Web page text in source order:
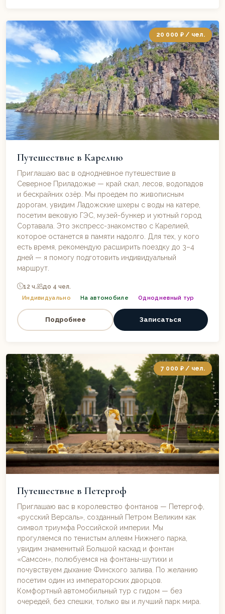
20 000 ₽ / чел.
Путешествие в Карелию
Приглашаю вас в однодневное путешествие в
Северное Приладожье — край скал, лесов, водопадов
и бескрайних озёр. Мы проедем по живописным
дорогам, увидим Ладожские шхеры с воды на катере,
посетим вековую ГЭС, музей-бункер и уютный город
Сортавала. Это экспресс-знакомство с Карелией,
которое останется в памяти надолго. Для тех, у кого
есть время, рекомендую расширить поездку до 3–4
дней — я помогу подготовить индивидуальный
маршрут.
12 ч. до 4 чел.
Индивидуально На автомобиле Однодневный тур
Подробнее Записаться
7 000 ₽ / чел.
Путешествие в Петергоф
Приглашаю вас в королевство фонтанов — Петергоф,
«русский Версаль», созданный Петром Великим как
символ триумфа Российской империи. Мы
прогуляемся по тенистым аллеям Нижнего парка,
увидим знаменитый Большой каскад и фонтан
«Самсон», полюбуемся на фонтаны-шутихи и
почувствуем дыхание Финского залива. По желанию
посетим один из императорских дворцов.
Комфортный автомобильный тур с гидом — без
очередей, без спешки, только вы и лучший парк мира.